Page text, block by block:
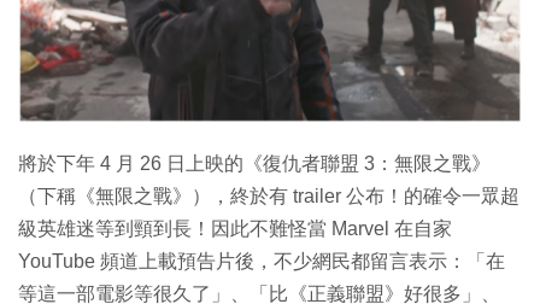
將於下年 4 月 26 日上映的《復仇者聯盟 3：無限之戰》
（下稱《無限之戰》），終於有 trailer 公布！的確令一眾超
級英雄迷等到頸到長！因此不難怪當 Marvel 在自家
YouTube 頻道上載預告片後，不少網民都留言表示：「在
等這一部電影等很久了 」、「比《正義聯盟》好很多」、